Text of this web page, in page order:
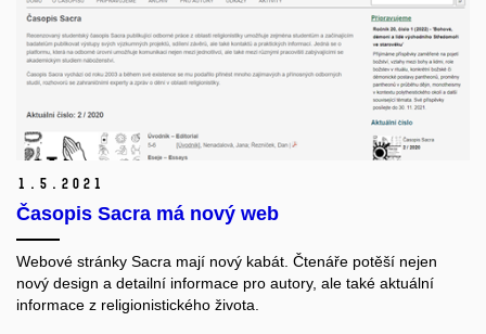
1. 5. 2021
Časopis Sacra má nový web
Webové stránky Sacra mají nový kabát. Čtenáře potěší nejen
nový design a detailní informace pro autory, ale také aktuální
informace z religionistického života.